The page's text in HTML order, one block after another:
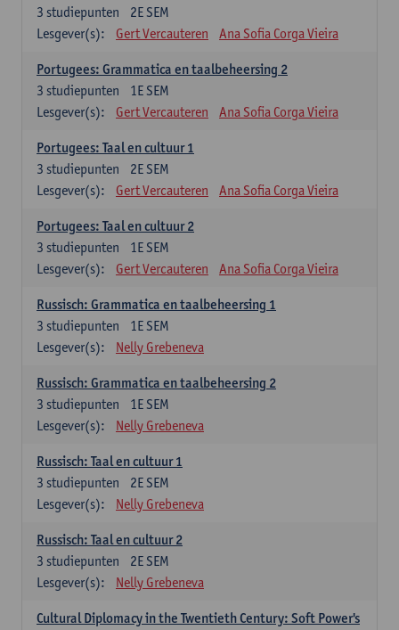
2E SEM
3 studiepunten
Lesgever(s):
Gert Vercauteren Ana Sofia Corga Vieira
Portugees: Grammatica en taalbeheersing 2
1E SEM
3 studiepunten
Lesgever(s):
Gert Vercauteren Ana Sofia Corga Vieira
Portugees: Taal en cultuur 1
2E SEM
3 studiepunten
Lesgever(s):
Gert Vercauteren Ana Sofia Corga Vieira
Portugees: Taal en cultuur 2
1E SEM
3 studiepunten
Lesgever(s):
Gert Vercauteren Ana Sofia Corga Vieira
Russisch: Grammatica en taalbeheersing 1
1E SEM
3 studiepunten
Lesgever(s):
Nelly Grebeneva
Russisch: Grammatica en taalbeheersing 2
1E SEM
3 studiepunten
Lesgever(s):
Nelly Grebeneva
Russisch: Taal en cultuur 1
2E SEM
3 studiepunten
Lesgever(s):
Nelly Grebeneva
Russisch: Taal en cultuur 2
2E SEM
3 studiepunten
Lesgever(s):
Nelly Grebeneva
Cultural Diplomacy in the Twentieth Century: Soft Power's